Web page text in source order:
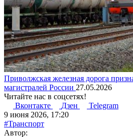
Приволжская железная дорога
магистралей России 27.05.2026
Читайте нас в соцсетях!
Вконтакте
Дзен
Telegram
9 июня 2026, 17:20
#Транспорт
Автор: